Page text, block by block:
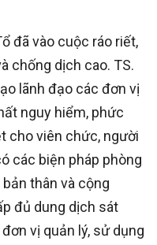
đã vào cuộc ráo riết,
chống dịch cao. TS.
lãnh đạo các đơn vị
nguy hiểm, phức
cho viên chức, người
các biện pháp phòng
thân và cộng
đủ dung dịch sát
vị quản lý, sử dụng